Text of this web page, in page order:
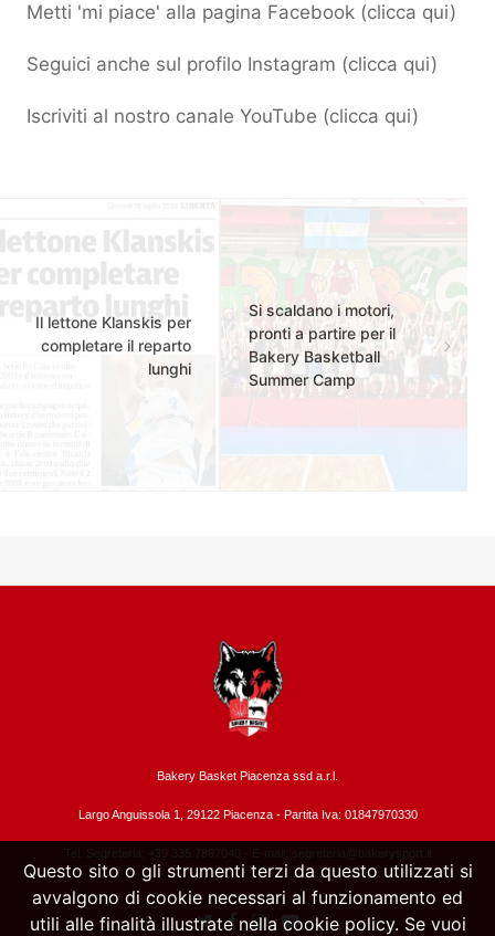
Metti 'mi piace' alla pagina Facebook (clicca qui)
Seguici anche sul profilo Instagram (clicca qui)
Iscriviti al nostro canale YouTube (clicca qui)
Il lettone Klanskis per
completare il reparto
lunghi
Si scaldano i motori,
pronti a partire per il
Bakery Basketball
Summer Camp
Bakery Basket Piacenza ssd a.r.l.
Largo Anguissola 1, 29122 Piacenza - Partita Iva: 01847970330
Tel. Segreteria: +39 335.7897040 - E-mail: segreteria@bakerysport.it
Questo sito o gli strumenti terzi da questo utilizzati si
avvalgono di cookie necessari al funzionamento ed
utili alle finalità illustrate nella cookie policy. Se vuoi